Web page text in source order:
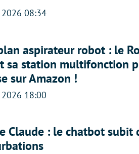
08:34
aspirateur robot : le
sa station multifonction
sur Amazon !
18:00
Claude : le chatbot subit